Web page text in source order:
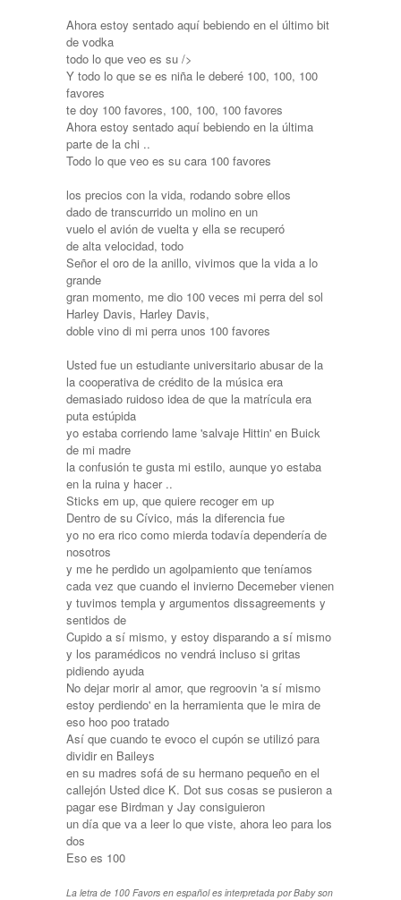
Ahora estoy sentado aquí bebiendo en el último bit
de vodka
todo lo que veo es su />
Y todo lo que se es niña le deberé 100, 100, 100
favores
te doy 100 favores, 100, 100, 100 favores
Ahora estoy sentado aquí bebiendo en la última
parte de la chi ..
Todo lo que veo es su cara 100 favores
los precios con la vida, rodando sobre ellos
dado de transcurrido un molino en un
vuelo el avión de vuelta y ella se recuperó
de alta velocidad, todo
Señor el oro de la anillo, vivimos que la vida a lo
grande
gran momento, me dio 100 veces mi perra del sol
Harley Davis, Harley Davis,
doble vino di mi perra unos 100 favores
Usted fue un estudiante universitario abusar de la
la cooperativa de crédito de la música era
demasiado ruidoso idea de que la matrícula era
puta estúpida
yo estaba corriendo lame 'salvaje Hittin' en Buick
de mi madre
la confusión te gusta mi estilo, aunque yo estaba
en la ruina y hacer ..
Sticks em up, que quiere recoger em up
Dentro de su Cívico, más la diferencia fue
yo no era rico como mierda todavía dependería de
nosotros
y me he perdido un agolpamiento que teníamos
cada vez que cuando el invierno Decemeber vienen
y tuvimos templa y argumentos dissagreements y
sentidos de
Cupido a sí mismo, y estoy disparando a sí mismo
y los paramédicos no vendrá incluso si gritas
pidiendo ayuda
No dejar morir al amor, que regroovin 'a sí mismo
estoy perdiendo' en la herramienta que le mira de
eso hoo poo tratado
Así que cuando te evoco el cupón se utilizó para
dividir en Baileys
en su madres sofá de su hermano pequeño en el
callejón Usted dice K. Dot sus cosas se pusieron a
pagar ese Birdman y Jay consiguieron
un día que va a leer lo que viste, ahora leo para los
dos
Eso es 100
La letra de 100 Favors en español es interpretada por Baby son